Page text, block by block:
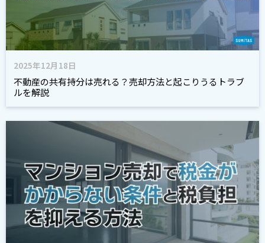
2025年12月18日
不動産の共有持分は売れる？売却方法と起こりうるトラブ
ルを解説